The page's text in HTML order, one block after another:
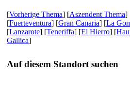
[Vorherige Thema] [Aszendent Thema]
[Fuerteventura] [Gran Canaria] [La
[Lanzarote] [Teneriffa] [El Hierro] [
Gallica]
Auf diesem Standort suchen